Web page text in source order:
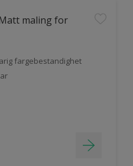
maling for
fargebestandighet